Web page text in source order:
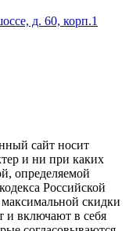
д. 60, корп.1
сайт носит
и ни при каких
определяемой
Российской
скидки
и включают в себя